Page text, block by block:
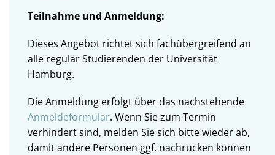
Teilnahme und Anmeldung:
Dieses Angebot richtet sich fachübergreifend an
alle regulär Studierenden der Universität
Hamburg.
Die Anmeldung erfolgt über das nachstehende
Anmeldeformular. Wenn Sie zum Termin
verhindert sind, melden Sie sich bitte wieder ab,
damit andere Personen ggf. nachrücken können